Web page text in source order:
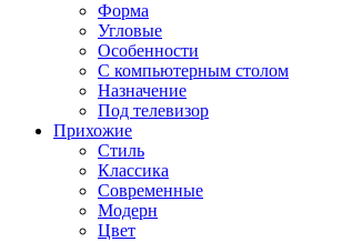
Форма
Угловые
Особенности
С компьютерным столом
Назначение
Под телевизор
Прихожие
Стиль
Классика
Современные
Модерн
Цвет